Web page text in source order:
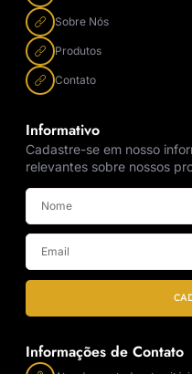
Sobre Nós
Produtos
Contato
Informativo
Cadastre-se em nosso
relevantes sobre nossos
Informações de Contato